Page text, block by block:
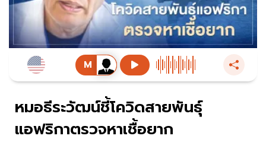
หมอธีระวัฒน์ชี้โควิดสายพันธุ์
แอฟริกาตรวจหาเชื้อยาก